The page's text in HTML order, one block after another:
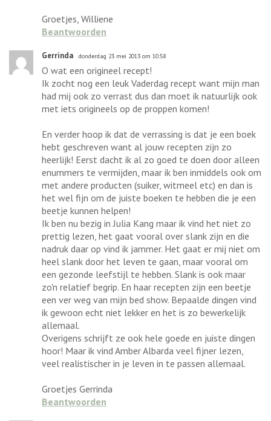
Groetjes, Williene
Beantwoorden
Gerrinda donderdag 23 mei 2013 om 10:58
O wat een origineel recept!
Ik zocht nog een leuk Vaderdag recept want mijn man
had mij ook zo verrast dus dan moet ik natuurlijk ook
met iets origineels op de proppen komen!
En verder hoop ik dat de verrassing is dat je een boek
hebt geschreven want al jouw recepten zijn zo
heerlijk! Eerst dacht ik al zo goed te doen door alleen
enummers te vermijden, maar ik ben inmiddels ook om
met andere producten (suiker, witmeel etc) en dan is
het wel fijn om de juiste boeken te hebben die je een
beetje kunnen helpen!
Ik ben nu bezig in Julia Kang maar ik vind het niet zo
prettig lezen, het gaat vooral over slank zijn en die
nadruk daar op vind ik jammer. Het gaat er mij niet om
heel slank door het leven te gaan, maar vooral om
een gezonde leefstijl te hebben. Slank is ook maar
zo'n relatief begrip. En haar recepten zijn een beetje
een ver weg van mijn bed show. Bepaalde dingen vind
ik gewoon echt niet lekker en het is zo bewerkelijk
allemaal.
Overigens schrijft ze ook hele goede en juiste dingen
hoor! Maar ik vind Amber Albarda veel fijner lezen,
veel realistischer in je leven in te passen allemaal.
Groetjes Gerrinda
Beantwoorden